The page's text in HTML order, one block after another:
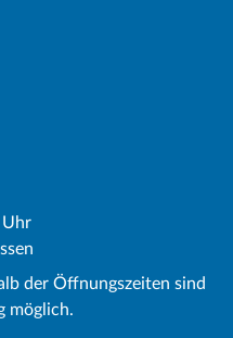
Uhr
der Öffnungszeiten sind
möglich.